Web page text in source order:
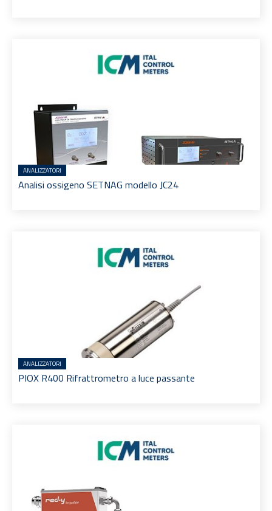
ANALIZZATORI
Analisi ossigeno SETNAG modello JC24
ANALIZZATORI
PIOX R400 Rifrattrometro a luce passante